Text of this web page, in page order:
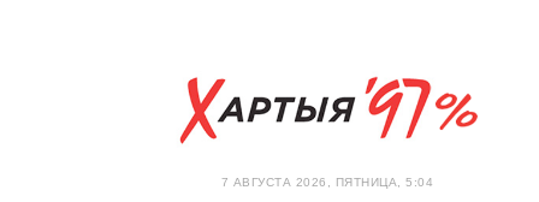
7 АВГУСТА 2026, ПЯТНИЦА, 5:04